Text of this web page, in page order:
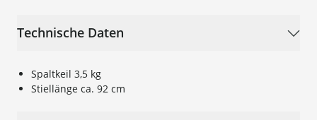
Technische Daten
Spaltkeil 3,5 kg
Stiellänge ca. 92 cm